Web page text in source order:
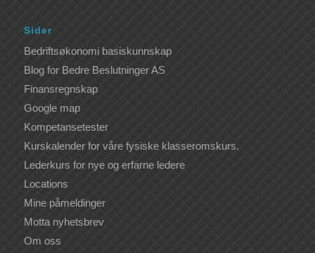
Sider
Bedriftsøkonomi basiskunnskap
Blog for Bedre Beslutninger AS
Finansregnskap
Google map
Kompetansetester
Kurskalender for våre fysiske klasseromskurs.
Lederkurs for nye og erfarne ledere
Locations
Mine påmeldinger
Motta nyhetsbrev
Om oss